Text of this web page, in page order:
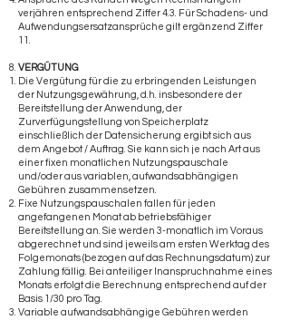
verjähren entsprechend Ziffer 4.3. Für Schadens- und
Aufwendungsersatzansprüche gilt ergänzend Ziffer
11.
VERGÜTUNG
Die Vergütung für die zu erbringenden Leistungen
der Nutzungsgewährung, d.h. insbesondere der
Bereitstellung der Anwendung, der
Zurverfügungstellung von Speicherplatz
einschließlich der Datensicherung ergibt sich aus
dem Angebot / Auftrag. Sie kann sich je nach Art aus
einer fixen monatlichen Nutzungspauschale
und/oder aus variablen, aufwandsabhängigen
Gebühren zusammensetzen.
Fixe Nutzungspauschalen fallen für jeden
angefangenen Monat ab betriebsfähiger
Bereitstellung an. Sie werden 3-monatlich im Voraus
abgerechnet und sind jeweils am ersten Werktag des
Folgemonats (bezogen auf das Rechnungsdatum) zur
Zahlung fällig. Bei anteiliger Inanspruchnahme eines
Monats erfolgt die Berechnung entsprechend auf der
Basis 1/30 pro Tag.
Variable aufwandsabhängige Gebühren werden